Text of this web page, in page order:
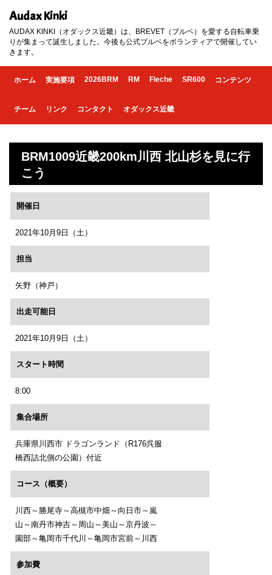
Audax Kinki
AUDAX KINKI（オダックス近畿）は、BREVET（ブルベ）を愛する自転車乗
りが集まって誕生しました。今後も公式ブルベをボランティアで開催してい
きます。
ホーム 実施要項 2026BRM RM Fleche SR600 コンテンツ
チーム リンク コンタクト オダックス近畿
BRM1009近畿200km川西 北山杉を見に行
こう
開催日
2021年10月9日（土）
担当
矢野（神戸）
出走可能日
2021年10月9日（土）
スタート時間
8:00
集合場所
兵庫県川西市 ドラゴンランド（R176呉服
橋西詰北側の公園）付近
コース（概要）
川西～勝尾寺～高槻市中畑～向日市～嵐
山～南丹市神吉～周山～美山～京丹波～
園部～亀岡市千代川～亀岡市宮前～川西
参加費